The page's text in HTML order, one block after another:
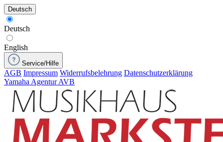
Deutsch
Deutsch
English
Service/Hilfe
AGB Impressum Widerrufsbelehrung Datenschutzerklärung
Yamaha Agentur AVB